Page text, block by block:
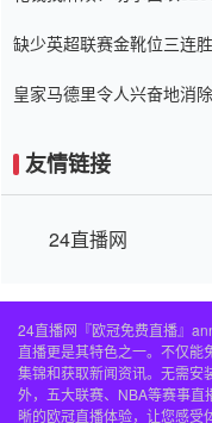
缺少英超联赛金靴位三连
皇家马德里令人兴奋地消
友情链接
24直播网
24直播网『欧冠免费直播』
直播更是其特色之一。不仅能
集锦和获取新闻资讯。无需安
外，五大联赛、NBA等赛事
晰的欧冠直播体验，让您感受